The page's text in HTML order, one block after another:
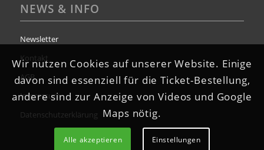
NEWS & INFO
Newsletter
Kontakt
AGB
Impressum
Datenschutzerklärung
Wir nutzen Cookies auf unserer Website. Einige
davon sind essenziell für die Ticket-Bestellung,
andere sind zur Anzeige von Videos und Google
Maps nötig.
Alle akzeptieren Einstellungen